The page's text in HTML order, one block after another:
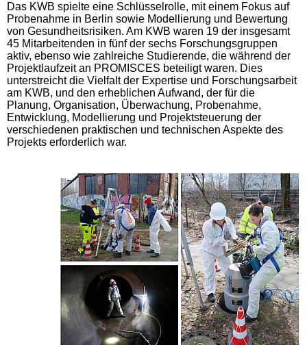
Das KWB spielte eine Schlüsselrolle, mit einem Fokus auf
Probenahme in Berlin sowie Modellierung und Bewertung
von Gesundheitsrisiken. Am KWB waren 19 der insgesamt
45 Mitarbeitenden in fünf der sechs Forschungsgruppen
aktiv, ebenso wie zahlreiche Studierende, die während der
Projektlaufzeit an PROMISCES beteiligt waren. Dies
unterstreicht die Vielfalt der Expertise und Forschungsarbeit
am KWB, und den erheblichen Aufwand, der für die
Planung, Organisation, Überwachung, Probenahme,
Entwicklung, Modellierung und Projektsteuerung der
verschiedenen praktischen und technischen Aspekte des
Projekts erforderlich war.